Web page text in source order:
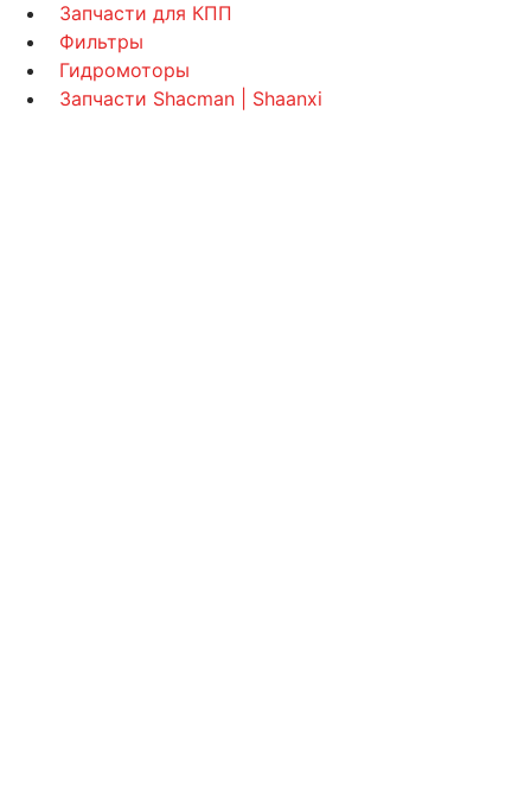
Запчасти для КПП
Фильтры
Гидромоторы
Запчасти Shacman | Shaanxi